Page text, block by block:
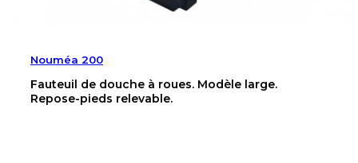
Nouméa 200
Fauteuil de douche à roues. Modèle large.
Repose-pieds relevable.